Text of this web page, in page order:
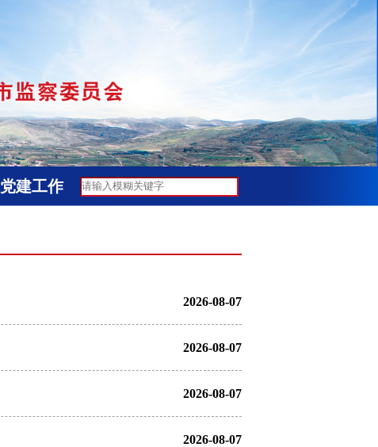
党建工作
2026-08-07
2026-08-07
2026-08-07
2026-08-07